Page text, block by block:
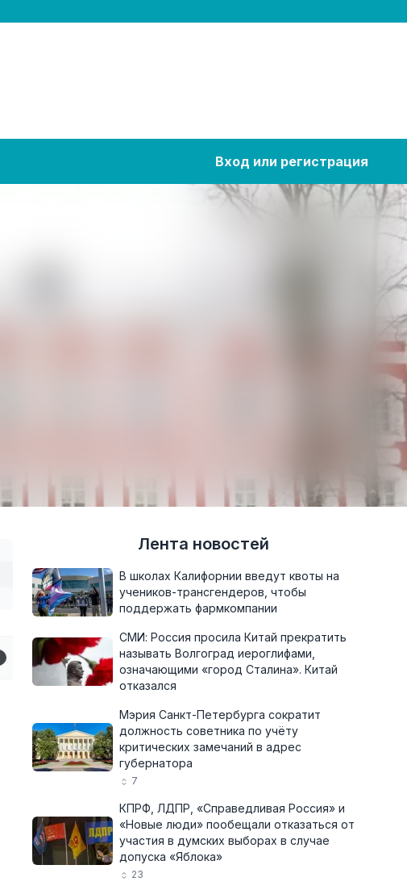
Вход или регистрация
Лента новостей
В школах Калифорнии введут квоты на
учеников-трансгендеров, чтобы
поддержать фармкомпании
СМИ: Россия просила Китай прекратить
называть Волгоград иероглифами,
означающими «город Сталина». Китай
отказался
Мэрия Санкт-Петербурга сократит
должность советника по учёту
критических замечаний в адрес
губернатора
7
КПРФ, ЛДПР, «Справедливая Россия» и
«Новые люди» пообещали отказаться от
участия в думских выборах в случае
допуска «Яблока»
23